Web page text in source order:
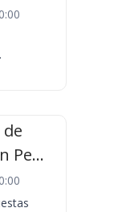
de
Pe...